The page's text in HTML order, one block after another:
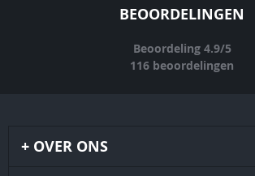
BEOORDELINGEN
Beoordeling 4.9/5
116 beoordelingen
OVER ONS